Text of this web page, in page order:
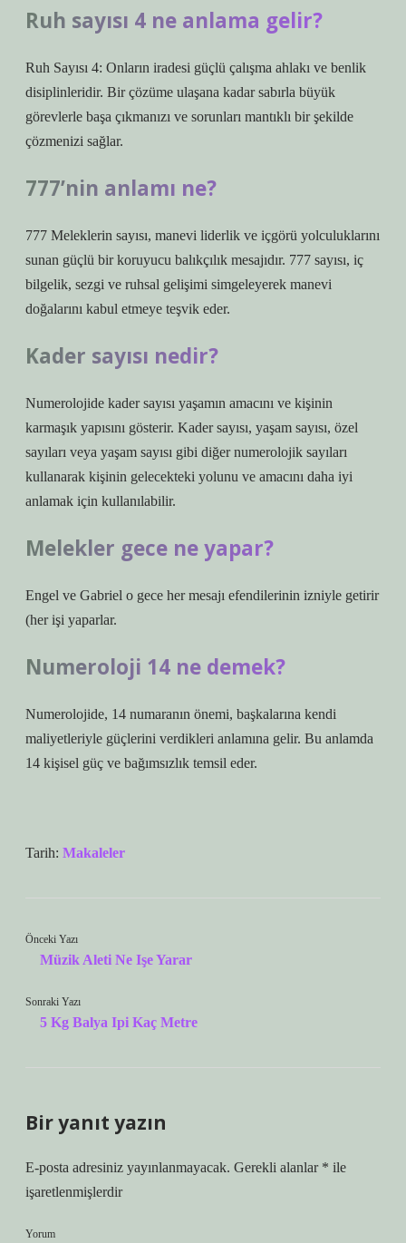
Ruh sayısı 4 ne anlama gelir?
Ruh Sayısı 4: Onların iradesi güçlü çalışma ahlakı ve benlik
disiplinleridir. Bir çözüme ulaşana kadar sabırla büyük
görevlerle başa çıkmanızı ve sorunları mantıklı bir şekilde
çözmenizi sağlar.
777’nin anlamı ne?
777 Meleklerin sayısı, manevi liderlik ve içgörü yolculuklarını
sunan güçlü bir koruyucu balıkçılık mesajıdır. 777 sayısı, iç
bilgelik, sezgi ve ruhsal gelişimi simgeleyerek manevi
doğalarını kabul etmeye teşvik eder.
Kader sayısı nedir?
Numerolojide kader sayısı yaşamın amacını ve kişinin
karmaşık yapısını gösterir. Kader sayısı, yaşam sayısı, özel
sayıları veya yaşam sayısı gibi diğer numerolojik sayıları
kullanarak kişinin gelecekteki yolunu ve amacını daha iyi
anlamak için kullanılabilir.
Melekler gece ne yapar?
Engel ve Gabriel o gece her mesajı efendilerinin izniyle getirir
(her işi yaparlar.
Numeroloji 14 ne demek?
Numerolojide, 14 numaranın önemi, başkalarına kendi
maliyetleriyle güçlerini verdikleri anlamına gelir. Bu anlamda
14 kişisel güç ve bağımsızlık temsil eder.
Tarih: Makaleler
Önceki Yazı
Müzik Aleti Ne Işe Yarar
Sonraki Yazı
5 Kg Balya Ipi Kaç Metre
Bir yanıt yazın
E-posta adresiniz yayınlanmayacak. Gerekli alanlar * ile
işaretlenmişlerdir
Yorum